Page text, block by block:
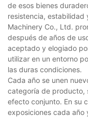
de esos bienes
resistencia, estabilidad
Machinery Co., Ltd.
después de años de
aceptado y elogiado
utilizar en un entorno
las duras condiciones.
Cada año se unen
categoría de producto,
efecto conjunto. En su
exposiciones cada año